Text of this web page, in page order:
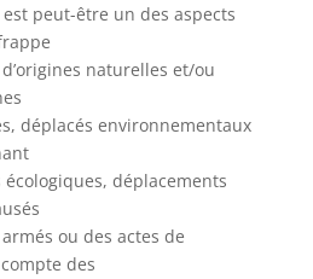
peut-être un des aspects
naturelles et/ou
déplacés environnementaux
écologiques, déplacements
ou des actes de
des